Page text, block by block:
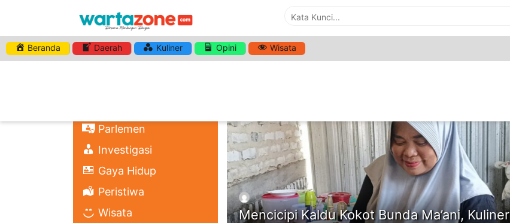
Beranda Daerah Kuliner Opini Wisata
Parlemen
Investigasi
Gaya Hidup
Peristiwa
Wisata
HASHTAG:KULINER SUMENEP
Mencicipi Kaldu Kokot Bunda Ma’ani, Kuliner